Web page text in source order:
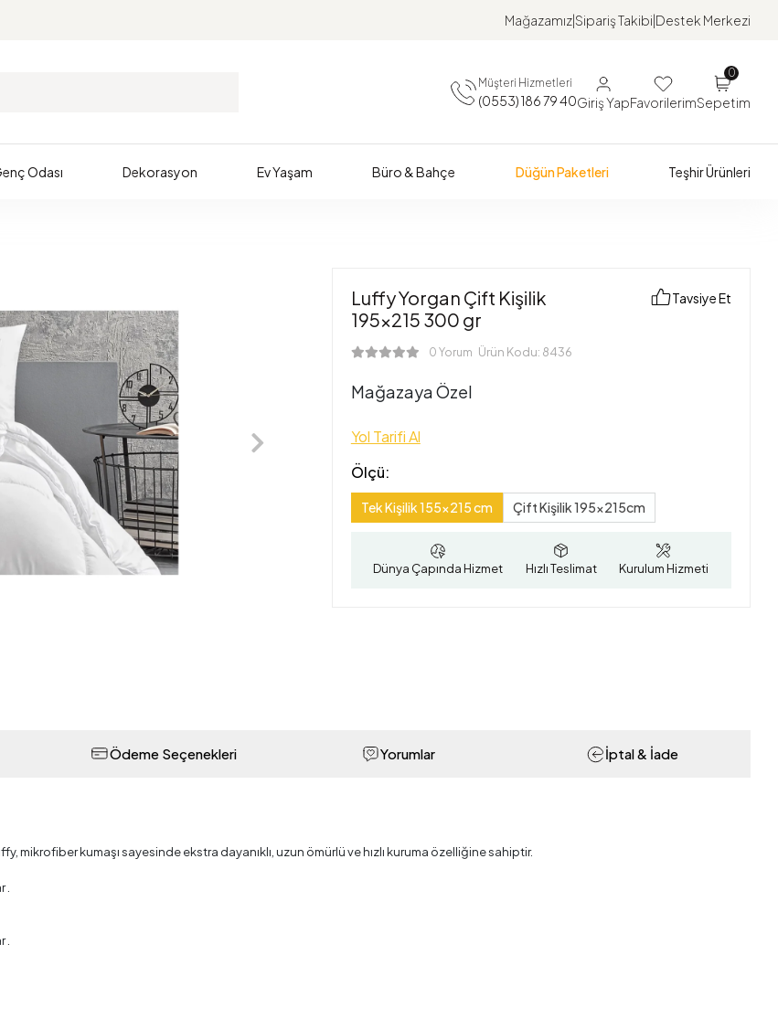
MağazamızSipariş Takibi Destek Merkezi
Müşteri Hizmetleri
(0553) 186 79 40Giriş YapFavorilerim
0
Sepetim
Odası Dekorasyon Ev Yaşam Büro & Bahçe Düğün Paketleri Teşhir Ürünleri
Luffy Yorgan Çift Kişilik
195x215 300 gr
0 Yorum Ürün Kodu: 8436
Tavsiye Et
Mağazaya Özel
Yol Tarifi Al
Ölçü:
Tek Kişilik 155x215 cm Çift Kişilik 195x215cm
Dünya Çapında Hizmet Hızlı Teslimat Kurulum Hizmeti
Ödeme Seçenekleri Yorumlar İptal & İade
kumaşı sayesinde ekstra dayanıklı, uzun ömürlü ve hızlı kuruma özelliğine sahiptir.